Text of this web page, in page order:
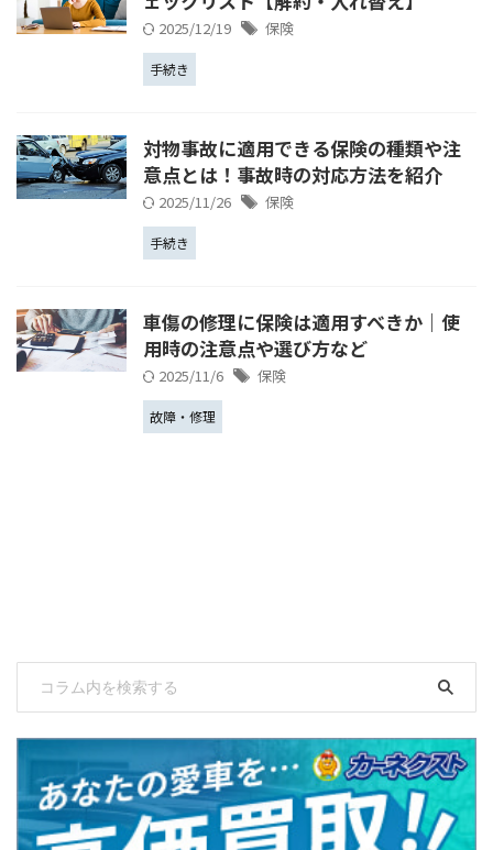
2025/12/19 保険
手続き
対物事故に適用できる保険の種類や注
意点とは！事故時の対応方法を紹介
2025/11/26 保険
手続き
車傷の修理に保険は適用すべきか｜使
用時の注意点や選び方など
2025/11/6 保険
故障・修理